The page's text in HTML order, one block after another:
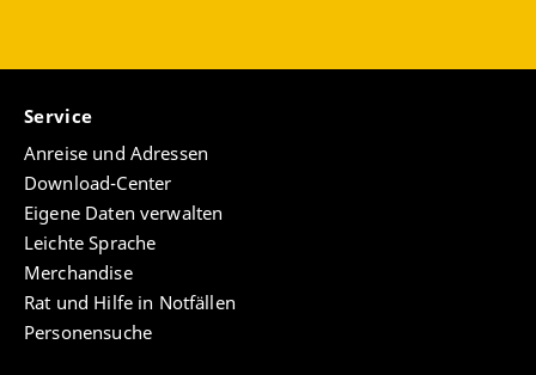
Service
Anreise und Adressen
Download-Center
Eigene Daten verwalten
Leichte Sprache
Merchandise
Rat und Hilfe in Notfällen
Personensuche